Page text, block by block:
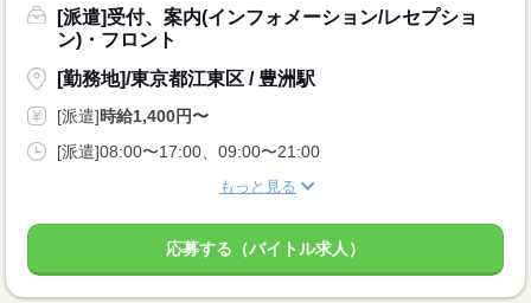
[派遣]受付、案内(インフォメーション/レセプショ
ン)・フロント
[勤務地]/東京都江東区 / 豊洲駅
[派遣]時給1,400円〜
[派遣]08:00〜17:00、09:00〜21:00
もっと見る
応募する（バイトル求人）